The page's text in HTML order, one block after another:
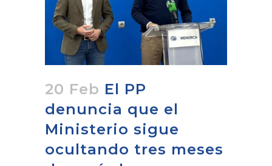
20 Feb El PP
denuncia que el
Ministerio sigue
ocultando tres meses